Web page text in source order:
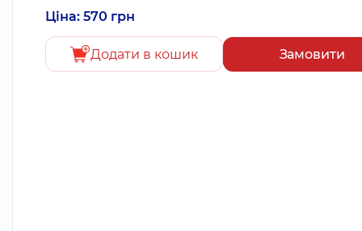
Ціна: 570 грн
Додати в кошик Замовити